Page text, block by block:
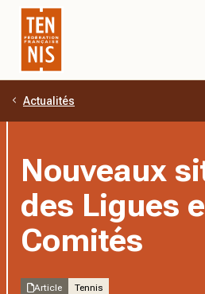
Aller au contenu principal
Actualités
Nouveaux
des Ligues
Comités
Article Tennis